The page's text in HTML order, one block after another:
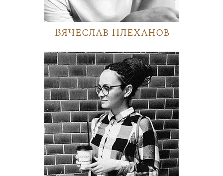
Вячеслав Плеханов